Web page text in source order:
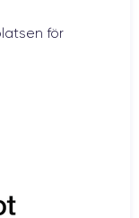
för